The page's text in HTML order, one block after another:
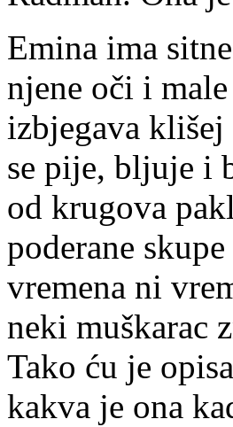
Emina ima
njene oči i
izbjegava
se pije, bljuje i
od krugova
poderane
vremena ni
neki muškarac
Tako ću je
kakva je ona